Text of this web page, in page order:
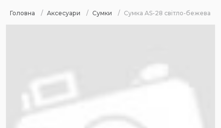
Головна / Аксесуари / Сумки / Сумка АS-28 світло-бежева